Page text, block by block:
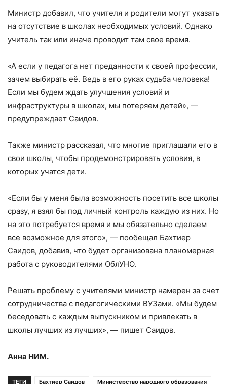
Министр добавил, что учителя и родители могут указать
на отсутствие в школах необходимых условий. Однако
учитель так или иначе проводит там свое время.
«А если у педагога нет преданности к своей профессии,
зачем выбирать её. Ведь в его руках судьба человека!
Если мы будем ждать улучшения условий и
инфраструктуры в школах, мы потеряем детей», —
предупреждает Саидов.
Также министр рассказал, что многие приглашали его в
свои школы, чтобы продемонстрировать условия, в
которых учатся дети.
«Если бы у меня была возможность посетить все школы
сразу, я взял бы под личный контроль каждую из них. Но
на это потребуется время и мы обязательно сделаем
все возможное для этого», — пообещал Бахтиер
Саидов, добавив, что будет организована планомерная
работа с руководителями ОблУНО.
Решать проблему с учителями министр намерен за счет
сотрудничества с педагогическими ВУЗами. «Мы будем
беседовать с каждым выпускником и привлекать в
школы лучших из лучших», — пишет Саидов.
Анна НИМ.
ТЕГИ Бахтиер Саидов Министерство народного образования